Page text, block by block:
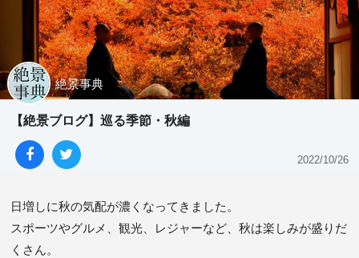
【絶景ブログ】巡る季節・秋編
2022/10/26
絶景事典
日増しに秋の気配が濃くなってきました。
スポーツやグルメ、観光、レジャーなど、秋は楽しみが盛りだ
くさん。